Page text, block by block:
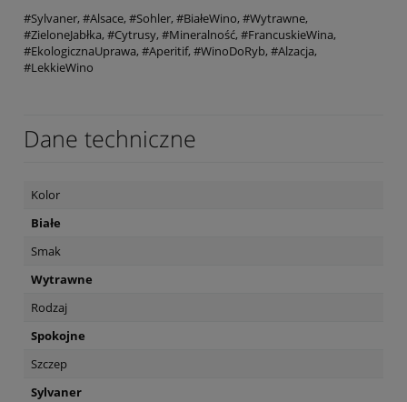
#Sylvaner, #Alsace, #Sohler, #BiałeWino, #Wytrawne,
#ZieloneJabłka, #Cytrusy, #Mineralność, #FrancuskieWina,
#EkologicznaUprawa, #Aperitif, #WinoDoRyb, #Alzacja,
#LekkieWino
Dane techniczne
Kolor
Białe
Smak
Wytrawne
Rodzaj
Spokojne
Szczep
Sylvaner